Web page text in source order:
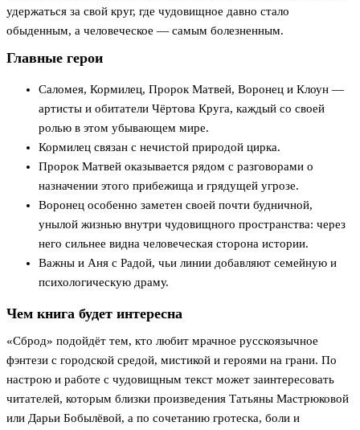
удержаться за свой круг, где чудовищное давно стало
обыденным, а человеческое — самым болезненным.
Главные герои
Саломея, Кормилец, Пророк Матвей, Воронец и Клоун —
артисты и обитатели Чёртова Круга, каждый со своей
ролью в этом убывающем мире.
Кормилец связан с нечистой природой цирка.
Пророк Матвей оказывается рядом с разговорами о
назначении этого прибежища и грядущей угрозе.
Воронец особенно заметен своей почти будничной,
унылой жизнью внутри чудовищного пространства: через
него сильнее видна человеческая сторона истории.
Важны и Аня с Радой, чьи линии добавляют семейную и
психологическую драму.
Чем книга будет интересна
«Сброд» подойдёт тем, кто любит мрачное русскоязычное
фэнтези с городской средой, мистикой и героями на грани. По
настрою и работе с чудовищным текст может заинтересовать
читателей, которым близки произведения Татьяны Мастрюковой
или Дарьи Бобылёвой, а по сочетанию гротеска, боли и